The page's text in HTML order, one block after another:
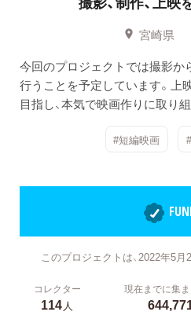
宮崎県
今回のプロジェクトでは撮影か
行うことを予定しています。上
目指し、本気で映画作りに取り
#短編映画
このプロジェクトは、2022年5月
コレクター
114人
現在までに集